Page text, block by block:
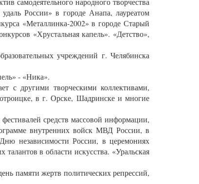
России» в городе Анапа, лауреатом
«Металлинка-2002» в городе Старый
«Хрустальная капель». «Детство»,
учреждений г. Челябинска
- «Ника».
с другими творческими коллективами,
в г. Орске, Шадринске и многие
средств массовой информации,
внутренних войск МВД России, в
независимости России, в церемониях
в области искусства. «Уральская
памяти жертв политических репрессий,